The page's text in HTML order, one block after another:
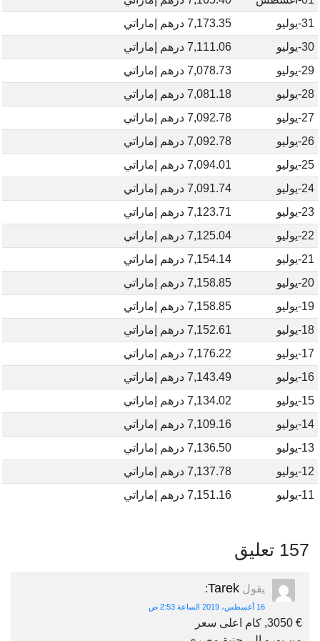
31-يوليو
7,173.35 درهم إماراتي
30-يوليو
7,111.06 درهم إماراتي
29-يوليو
7,078.73 درهم إماراتي
28-يوليو
7,081.18 درهم إماراتي
27-يوليو
7,092.78 درهم إماراتي
26-يوليو
7,092.78 درهم إماراتي
25-يوليو
7,094.01 درهم إماراتي
24-يوليو
7,091.74 درهم إماراتي
23-يوليو
7,123.71 درهم إماراتي
22-يوليو
7,125.04 درهم إماراتي
21-يوليو
7,154.14 درهم إماراتي
20-يوليو
7,158.85 درهم إماراتي
19-يوليو
7,158.85 درهم إماراتي
18-يوليو
7,152.61 درهم إماراتي
17-يوليو
7,176.22 درهم إماراتي
16-يوليو
7,143.49 درهم إماراتي
15-يوليو
7,134.02 درهم إماراتي
14-يوليو
7,109.16 درهم إماراتي
13-يوليو
7,136.50 درهم إماراتي
12-يوليو
7,137.78 درهم إماراتي
11-يوليو
7,151.16 درهم إماراتي
157 تعليق
يقول Tarek
:
16 أغسطس، 2019 الساعة 2:53 ص
€ 3050, كام اعلى سعر